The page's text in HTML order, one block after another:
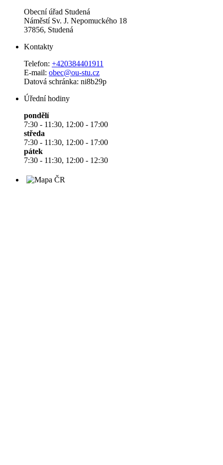
Obecní úřad Studená
Náměstí Sv. J. Nepomuckého 18
37856, Studená
Kontakty
Telefon: +420384401911
E-mail: obec@ou-stu.cz
Datová schránka: ni8b29p
Úřední hodiny
pondělí
7:30 - 11:30, 12:00 - 17:00
středa
7:30 - 11:30, 12:00 - 17:00
pátek
7:30 - 11:30, 12:00 - 12:30